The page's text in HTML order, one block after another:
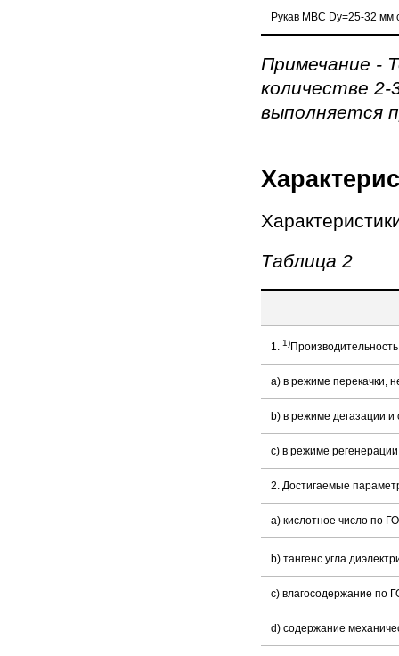
Рукав МВС Dy=25-32 мм
Примечание -
количестве 2-
выполняется
Таблица 2
1. 1)
a) в режиме перекачки,
b) в режиме дегазации
с) в режиме регенерации
2. Достигаемые
a) кислотное число по
b) тангенс угла
c) влагосодержание по
d) содержание